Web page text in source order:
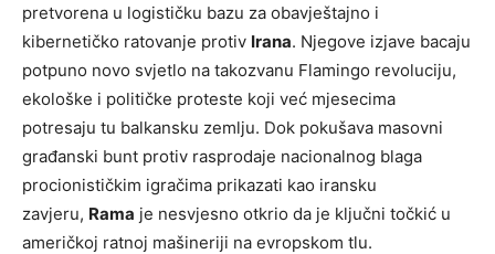
pretvorena u logističku bazu za obavještajno i
kibernetičko ratovanje protiv Irana. Njegove izjave bacaju
potpuno novo svjetlo na takozvanu Flamingo revoluciju,
ekološke i političke proteste koji već mjesecima
potresaju tu balkansku zemlju. Dok pokušava masovni
građanski bunt protiv rasprodaje nacionalnog blaga
procionističkim igračima prikazati kao iransku
zavjeru, Rama je nesvjesno otkrio da je ključni točkić u
američkoj ratnoj mašineriji na evropskom tlu.